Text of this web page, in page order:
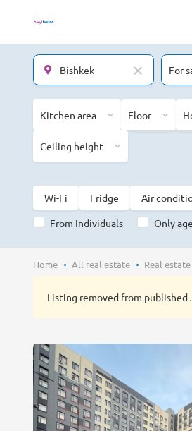
For
Kitchen area Floor
Ceiling height
Wi-Fi Fridge Air
From Individuals
Only
Home All real estate Real
Listing removed from published